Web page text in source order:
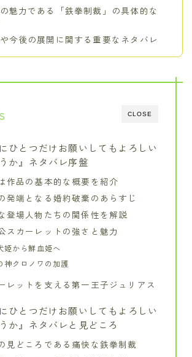
魅力である「鉄拳制裁」の具体的な
今後の展開に関する重要なネタバレ
CLOSE
にひとつだけお願いしてもよろしい
か』ネタバレ序盤
作品の基本的な概要を紹介
発端となる婚約破棄のあらすじ
登場人物たちの関係性を解説
スカーレットの強さと魅力
姫から鮮血姫へ
神クロノワの加護
レットを支える第一王子ジュリアス
にひとつだけお願いしてもよろしい
か』ネタバレと見どころ
見どころである痛快な鉄拳制裁